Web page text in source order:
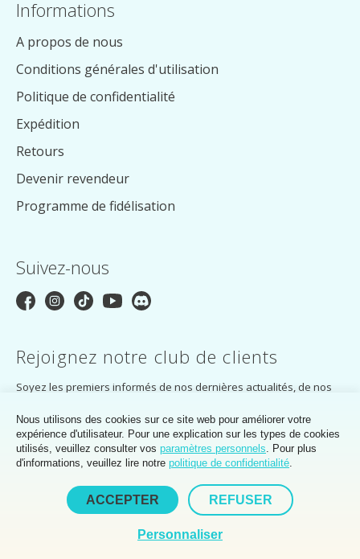
Informations
A propos de nous
Conditions générales d'utilisation
Politique de confidentialité
Expédition
Retours
Devenir revendeur
Programme de fidélisation
Suivez-nous
Rejoignez notre club de clients
Soyez les premiers informés de nos dernières actualités, de nos
aujourd'hui et recevez un code de réduction de 5 % !
S'ABONNER
des clients MakerMondo.
Nous utilisons des cookies sur ce site web pour améliorer votre
expérience d'utilisateur. Pour une explication sur les types de cookies
utilisés, veuillez consulter vos paramètres personnels. Pour plus
d'informations, veuillez lire notre politique de confidentialité.
ACCEPTER REFUSER
Personnaliser